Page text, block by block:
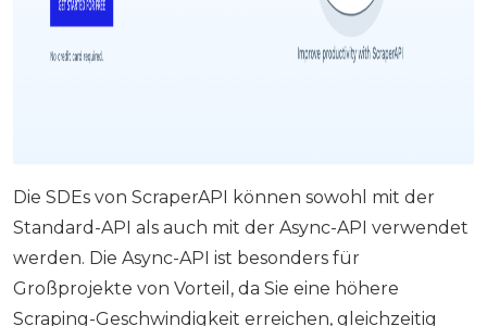
Die SDEs von ScraperAPI können sowohl mit der
Standard-API als auch mit der Async-API verwendet
werden. Die Async-API ist besonders für
Großprojekte von Vorteil, da Sie eine höhere
Scraping-Geschwindigkeit erreichen, gleichzeitig